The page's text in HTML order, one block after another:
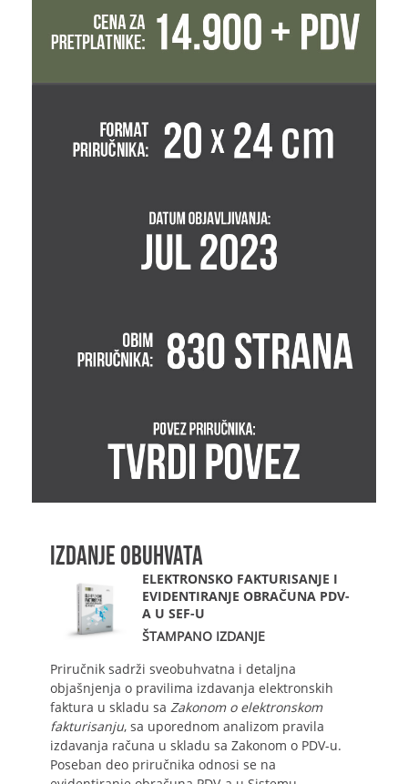
IZDANJE OBUHVATA
ELEKTRONSKO FAKTURISANJE I
EVIDENTIRANJE OBRAČUNA PDV-
A U SEF-U
ŠTAMPANO IZDANJE
Priručnik sadrži sveobuhvatna i detaljna
objašnjenja o pravilima izdavanja elektronskih
faktura u skladu sa Zakonom o elektronskom
fakturisanju, sa uporednom analizom pravila
izdavanja računa u skladu sa Zakonom o PDV-u.
Poseban deo priručnika odnosi se na